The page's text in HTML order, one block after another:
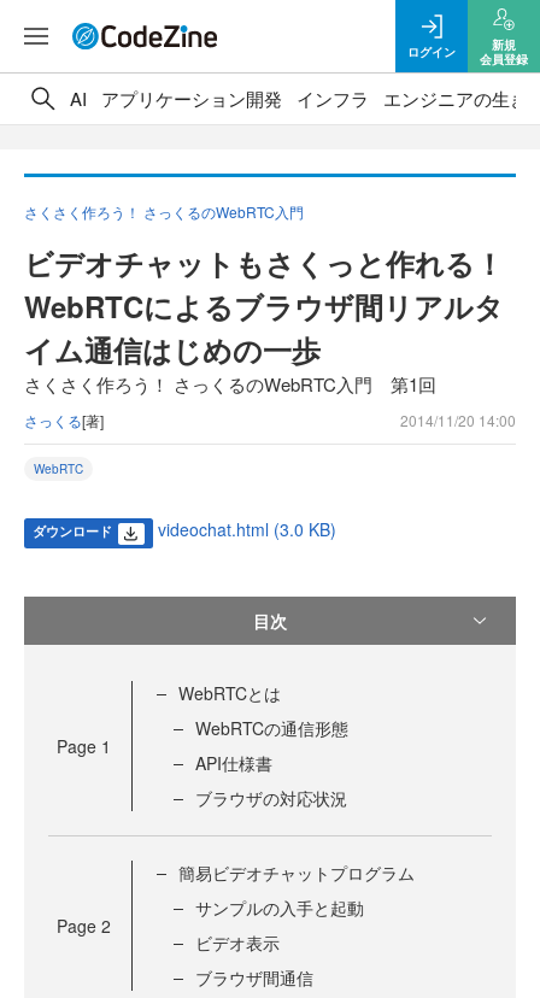
ログイン
新規
会員登録
AI アプリケーション開発 インフラ エンジニアの生き
さくさく作ろう！ さっくるのWebRTC入門
ビデオチャットもさくっと作れる！
WebRTCによるブラウザ間リアルタ
イム通信はじめの一歩
さくさく作ろう！ さっくるのWebRTC入門 第1回
さっくる[著] 2014/11/20 14:00
WebRTC
ダウンロード videochat.html (3.0 KB)
目次
Page 1
WebRTCとは
WebRTCの通信形態
API仕様書
ブラウザの対応状況
Page 2
簡易ビデオチャットプログラム
サンプルの入手と起動
ビデオ表示
ブラウザ間通信